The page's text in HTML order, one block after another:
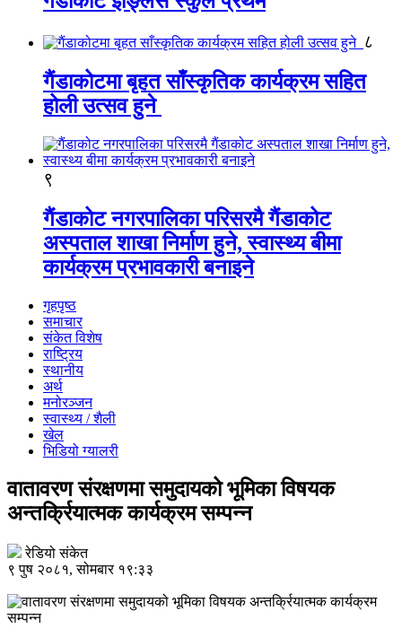
८
गैंडाकोटमा बृहत साँस्कृतिक कार्यक्रम सहित
होली उत्सव हुने
९
गैंडाकोट नगरपालिका परिसरमै गैंडाकोट
अस्पताल शाखा निर्माण हुने, स्वास्थ्य बीमा
कार्यक्रम प्रभावकारी बनाइने
गृहपृष्ठ
समाचार
संकेत विशेष
राष्ट्रिय
स्थानीय
अर्थ
मनोरञ्जन
स्वास्थ्य / शैली
खेल
भिडियो ग्यालरी
वातावरण संरक्षणमा समुदायको भूमिका विषयक
अन्तर्क्रियात्मक कार्यक्रम सम्पन्न
रेडियो संकेत
९ पुष २०८१, सोमबार १९:३३